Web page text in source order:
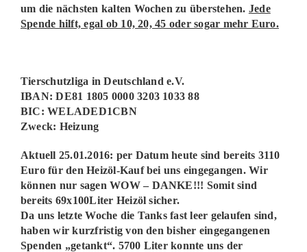
um die nächsten kalten Wochen zu überstehen. Jede
Spende hilft, egal ob 10, 20, 45 oder sogar mehr Euro.
Tierschutzliga in Deutschland e.V.
IBAN: DE81 1805 0000 3203 1033 88
BIC: WELADED1CBN
Zweck: Heizung
Aktuell 25.01.2016: per Datum heute sind bereits 3110
Euro für den Heizöl-Kauf bei uns eingegangen. Wir
können nur sagen WOW – DANKE!!! Somit sind
bereits 69x100Liter Heizöl sicher.
Da uns letzte Woche die Tanks fast leer gelaufen sind,
haben wir kurzfristig von den bisher eingegangenen
Spenden „getankt“. 5700 Liter konnte uns der